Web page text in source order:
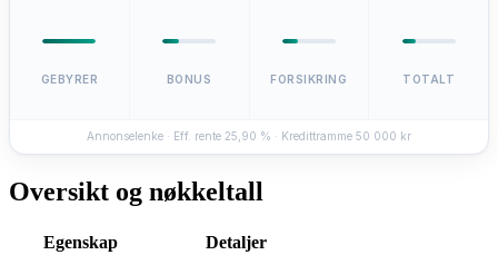
GEBYRER BONUS FORSIKRING TOTALT
Annonselenke · Eff. rente 25,90 % · Kredittramme 50 000 kr
Oversikt og nøkkeltall
Egenskap
Detaljer